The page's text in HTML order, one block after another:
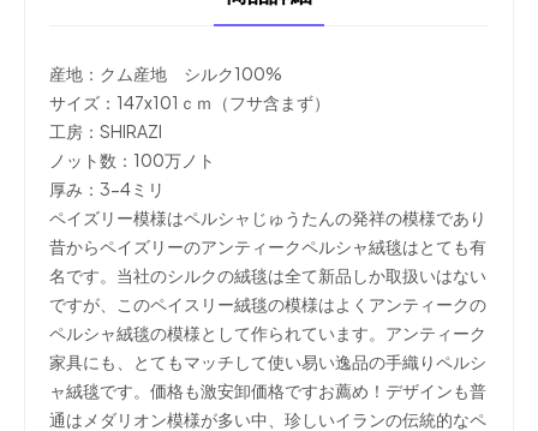
産地：クム産地 シルク100%
サイズ：147x101ｃｍ（フサ含まず）
工房：SHIRAZI
ノット数：100万ノト
厚み：3-4ミリ
ペイズリー模様はペルシャじゅうたんの発祥の模様であり
昔からペイズリーのアンティークペルシャ絨毯はとても有
名です。当社のシルクの絨毯は全て新品しか取扱いはない
ですが、このペイスリー絨毯の模様はよくアンティークの
ペルシャ絨毯の模様として作られています。アンティーク
家具にも、とてもマッチして使い易い逸品の手織りペルシ
ャ絨毯です。価格も激安卸価格ですお薦め！デザインも普
通はメダリオン模様が多い中、珍しいイランの伝統的なペ